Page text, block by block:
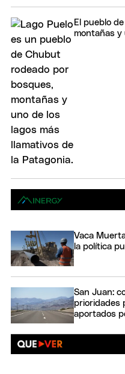
El pueblo
montañas y
Vaca
la política
San Juan:
prioridades
aportados